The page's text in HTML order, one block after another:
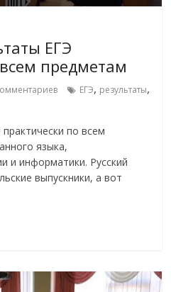
ЕГЭ
предметам
ЕГЭ, результаты,
по всем
языка,
и информатики. Русский
выпускники, а вот